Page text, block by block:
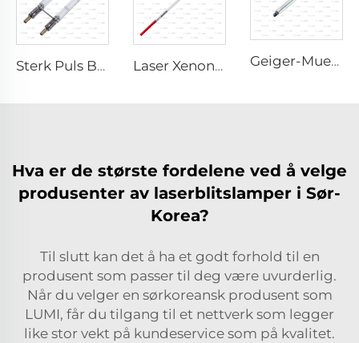
Sterk Puls Bakteriedrepende Lampe L1890U – 9×40×140U mm Laser Xenon lampe L2421-7×85×150 mm Geiger-Mueller M4011
Hva er de største fordelene ved å velge
produsenter av laserblitslamper i Sør-
Korea?
Til slutt kan det å ha et godt forhold til en
produsent som passer til deg være uvurderlig.
Når du velger en sørkoreansk produsent som
LUMI, får du tilgang til et nettverk som legger
like stor vekt på kundeservice som på kvalitet.